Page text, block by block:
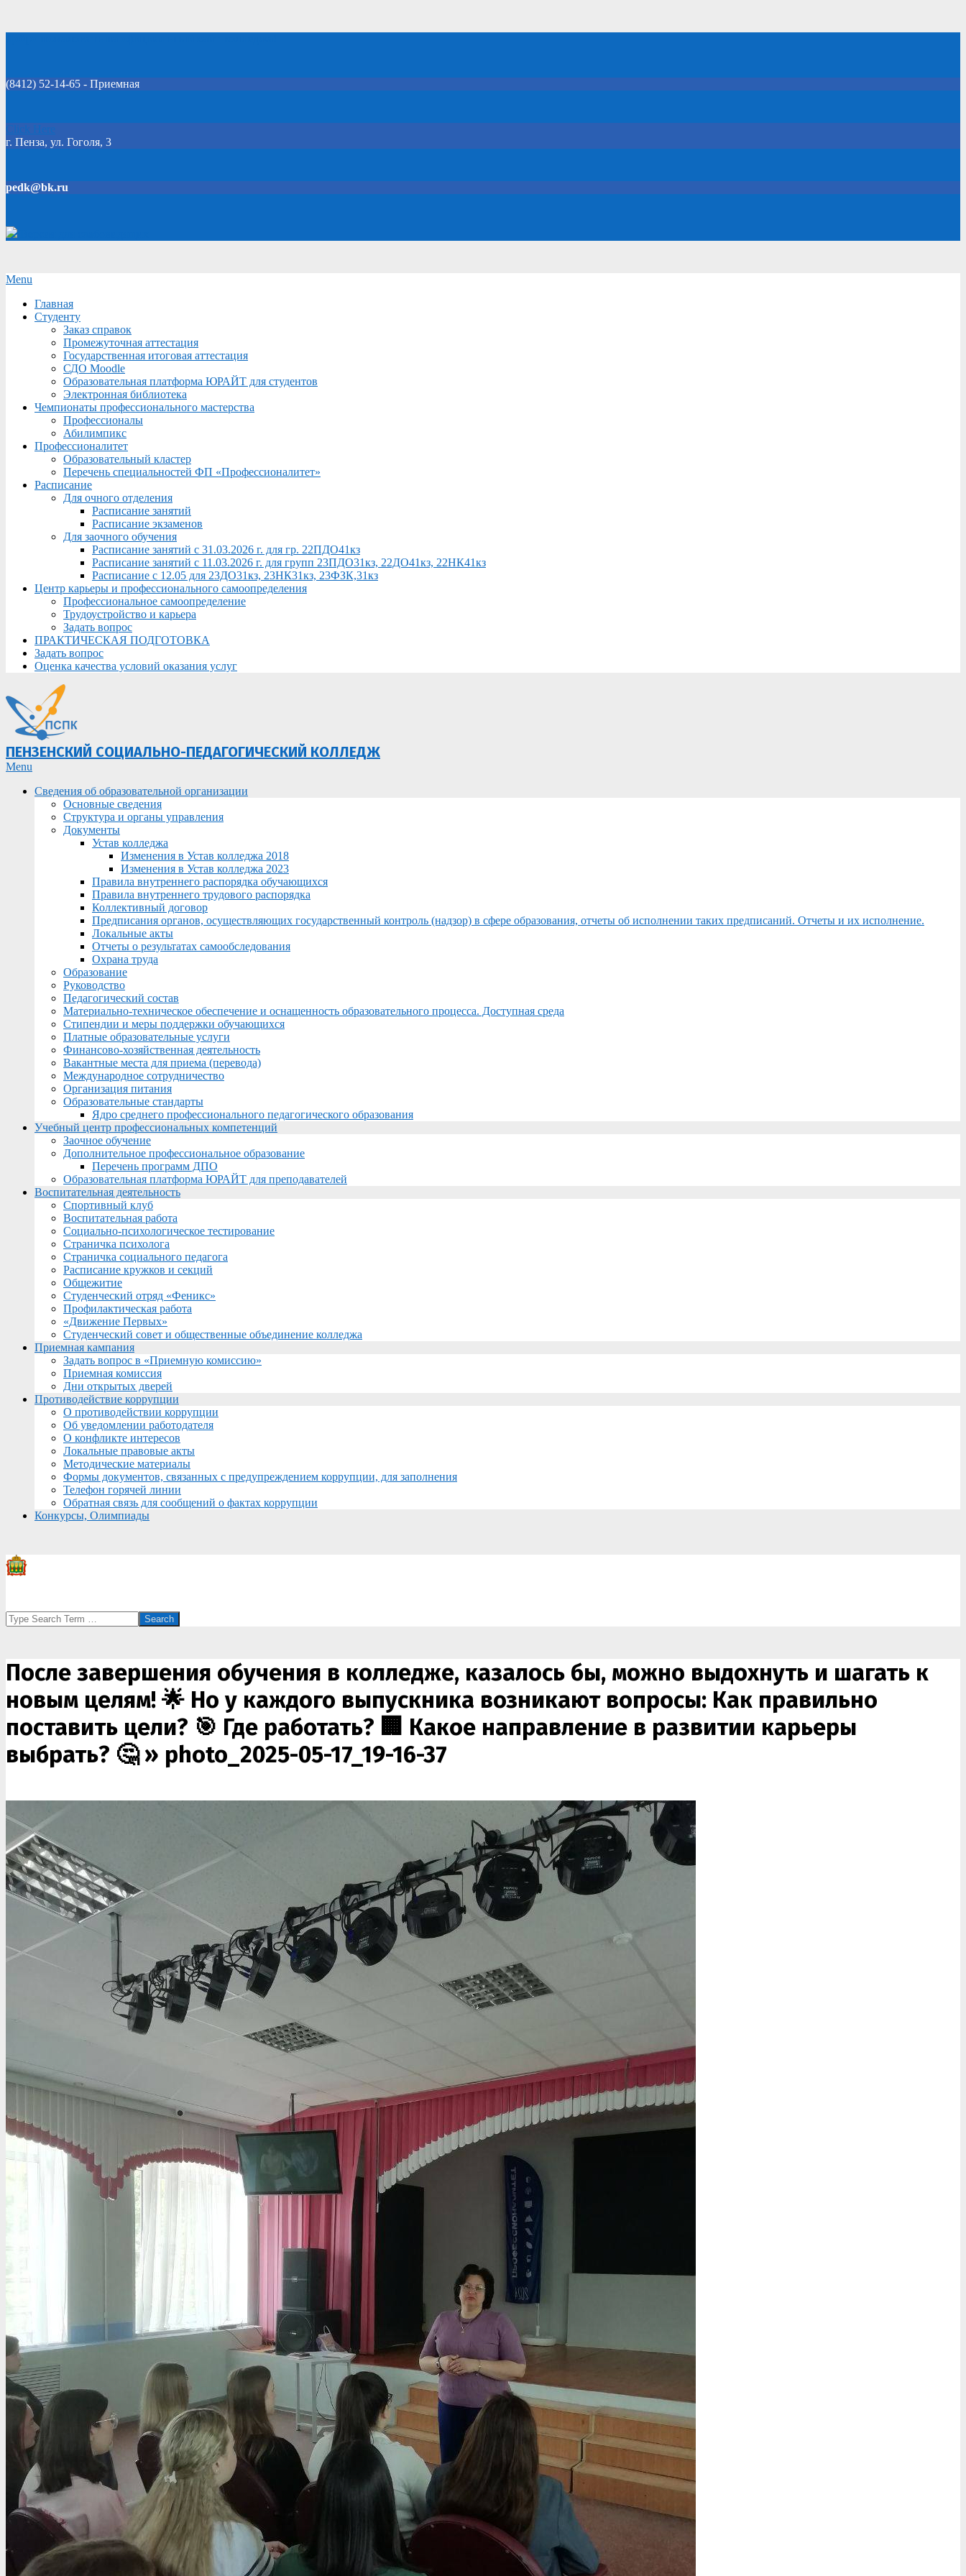
(8412) 52-14-65 - Приемная
Click Here
г. Пенза, ул. Гоголя, 3
pedk@bk.ru
Secondary
Menu
Menu
Главная
Студенту
Заказ справок
Промежуточная аттестация
Государственная итоговая аттестация
СДО Moodle
Образовательная платформа ЮРАЙТ для студентов
Электронная библиотека
Чемпионаты профессионального мастерства
Профессионалы
Абилимпикс
Профессионалитет
Образовательный кластер
Перечень специальностей ФП «Профессионалитет»
Расписание
Для очного отделения
Расписание занятий
Расписание экзаменов
Для заочного обучения
Расписание занятий с 31.03.2026 г. для гр. 22ПДО41кз
Расписание занятий с 11.03.2026 г. для групп 23ПДО31кз, 22ДО41кз, 22НК41кз
Расписание с 12.05 для 23ДО31кз, 23НК31кз, 23ФЗК,31кз
Центр карьеры и профессионального самоопределения
Профессиональное самоопределение
Трудоустройство и карьера
Задать вопрос
ПРАКТИЧЕСКАЯ ПОДГОТОВКА
Задать вопрос
Оценка качества условий оказания услуг
ПЕНЗЕНСКИЙ СОЦИАЛЬНО-ПЕДАГОГИЧЕСКИЙ КОЛЛЕДЖ
Primary
Menu
Menu
Сведения об образовательной организации
Основные сведения
Структура и органы управления
Документы
Устав колледжа
Изменения в Устав колледжа 2018
Изменения в Устав колледжа 2023
Правила внутреннего распорядка обучающихся
Правила внутреннего трудового распорядка
Коллективный договор
Предписания органов, осуществляющих государственный контроль (надзор) в сфере образования, отчеты об исполнении таких предписаний. Отчеты и их исполнение.
Локальные акты
Отчеты о результатах самообследования
Охрана труда
Образование
Руководство
Педагогический состав
Материально-техническое обеспечение и оснащенность образовательного процесса. Доступная среда
Стипендии и меры поддержки обучающихся
Платные образовательные услуги
Финансово-хозяйственная деятельность
Вакантные места для приема (перевода)
Международное сотрудничество
Организация питания
Образовательные стандарты
Ядро среднего профессионального педагогического образования
Учебный центр профессиональных компетенций
Заочное обучение
Дополнительное профессиональное образование
Перечень программ ДПО
Образовательная платформа ЮРАЙТ для преподавателей
Воспитательная деятельность
Спортивный клуб
Воспитательная работа
Социально-психологическое тестирование
Страничка психолога
Страничка социального педагога
Расписание кружков и секций
Общежитие
Студенческий отряд «Феникс»
Профилактическая работа
«Движение Первых»
Студенческий совет и общественные объединение колледжа
Приемная кампания
Задать вопрос в «Приемную комиссию»
Приемная комиссия
Дни открытых дверей
Противодействие коррупции
О противодействии коррупции
Об уведомлении работодателя
О конфликте интересов
Локальные правовые акты
Методические материалы
Формы документов, связанных с предупреждением коррупции, для заполнения
Телефон горячей линии
Обратная связь для сообщений о фактах коррупции
Конкурсы, Олимпиады
Search
После завершения обучения в колледже, казалось бы, можно выдохнуть и шагать к
новым целям! 🌟 Но у каждого выпускника возникают вопросы: Как правильно
поставить цели? 🎯 Где работать? 🏢 Какое направление в развитии карьеры
выбрать? 🤔 » photo_2025-05-17_19-16-37